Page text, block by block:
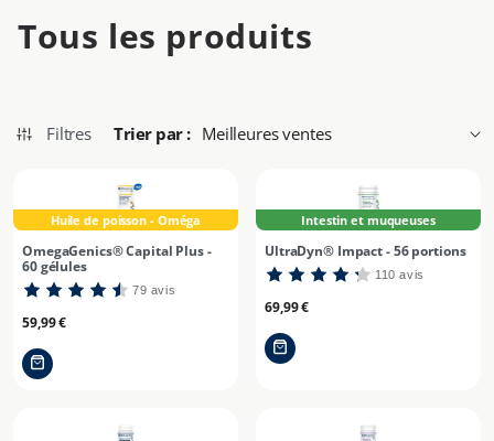
C
l
e
c
t
i
o
Tous les produits
Filtres Trier par :
Huile de poisson - Oméga
OmegaGenics® Capital Plus -
60 gélules
79 avis
Prix
59,99 €
Intestin et muqueuses
UltraDyn® Impact - 56 portions
110 avis
Prix
69,99 €